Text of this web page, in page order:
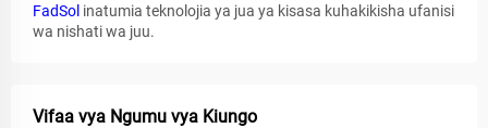
FadSol inatumia teknolojia ya jua ya kisasa kuhakikisha ufanisi
wa nishati wa juu.
Vifaa vya Ngumu vya Kiungo